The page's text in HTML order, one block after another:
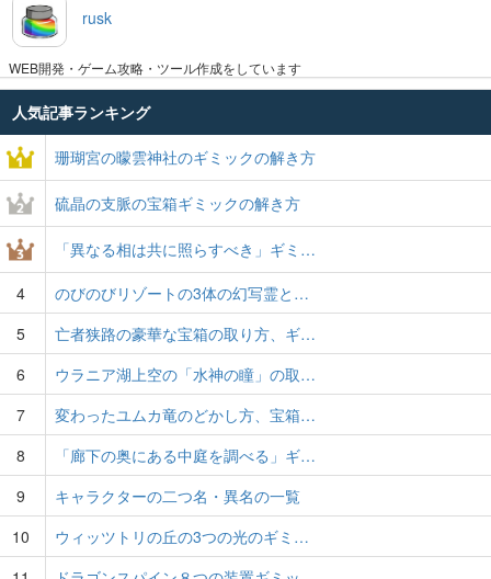
rusk
開発・ゲーム攻略・ツール作成をしています
人気記事ランキング
珊瑚宮の曚雲神社のギミックの解き方
硫晶の支脈の宝箱ギミックの解き方
「異なる相は共に照らすべき」ギミ…
4
のびのびリゾートの3体の幻写霊と…
5
亡者狭路の豪華な宝箱の取り方、ギ…
6
ウラニア湖上空の「水神の瞳」の取…
7
変わったユムカ竜のどかし方、宝箱…
8
「廊下の奥にある中庭を調べる」ギ…
9
キャラクターの二つ名・異名の一覧
10
ウィッツトリの丘の3つの光のギミ…